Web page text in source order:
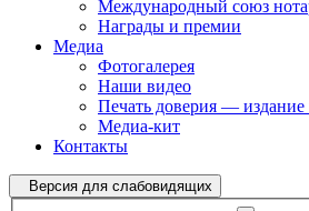
Международный союз
Награды и премии
Медиа
Фотогалерея
Наши видео
Печать доверия — издание
Медиа-кит
Контакты
Версия для слабовидящих